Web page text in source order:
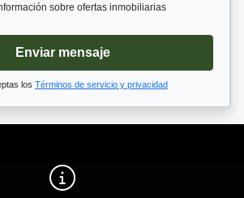
sobre ofertas inmobiliarias
Enviar mensaje
los Términos de servicio y privacidad